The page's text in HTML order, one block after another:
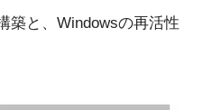
築と、Windowsの再活性